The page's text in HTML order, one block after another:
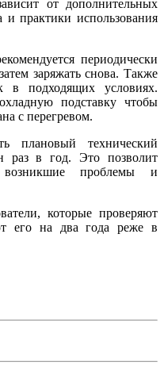
от дополнительных
и практики использования
периодически
заряжать снова. Также
в подходящих условиях.
подставку чтобы
с перегревом.
плановый технический
раз в год. Это позволит
проблемы и
которые проверяют
его на два года реже в